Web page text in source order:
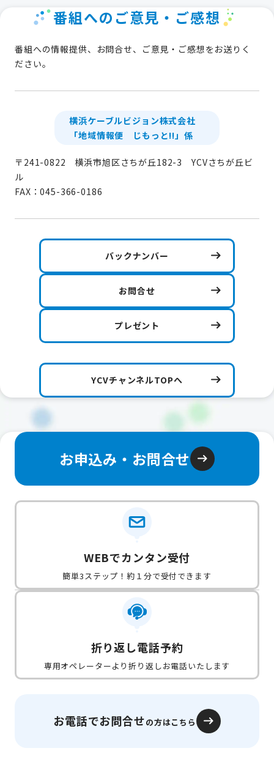
番組へのご意見・ご感想
番組への情報提供、お問合せ、ご意見・ご感想をお送りく
ださい。
横浜ケーブルビジョン株式会社
「地域情報便 じもっと!!」係
〒241-0822 横浜市旭区さちが丘182-3 YCVさちが丘ビ
ル
FAX：045-366-0186
バックナンバー
お問合せ
プレゼント
YCVチャンネルTOPへ
お申込み・お問合せ
WEBでカンタン受付
簡単3ステップ！約１分で受付できます
折り返し電話予約
専用オペレーターより折り返しお電話いたします
お電話でお問合せの方はこちら